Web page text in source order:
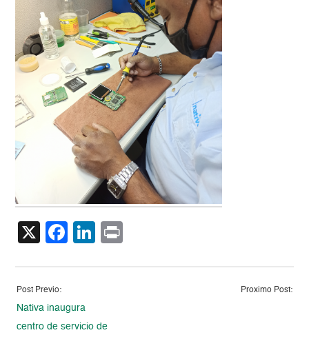
X Facebook
LinkedIn
Post Previo:
Nativa inaugura
centro de servicio de
Proximo Post: